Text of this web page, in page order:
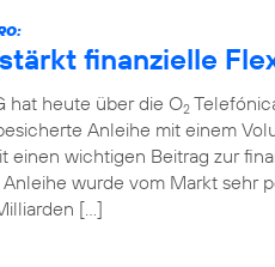
finanzielle
hat heute über die O2
Anleihe mit einem
einen wichtigen Beitrag zur
wurde vom Markt sehr
[…]